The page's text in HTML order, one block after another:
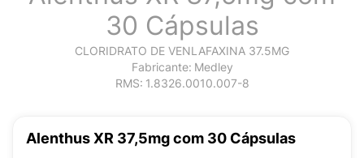
30 Cápsulas
CLORIDRATO DE VENLAFAXINA 37.5MG
Fabricante: Medley
RMS: 1.8326.0010.007-8
Alenthus XR 37,5mg com 30 Cápsulas